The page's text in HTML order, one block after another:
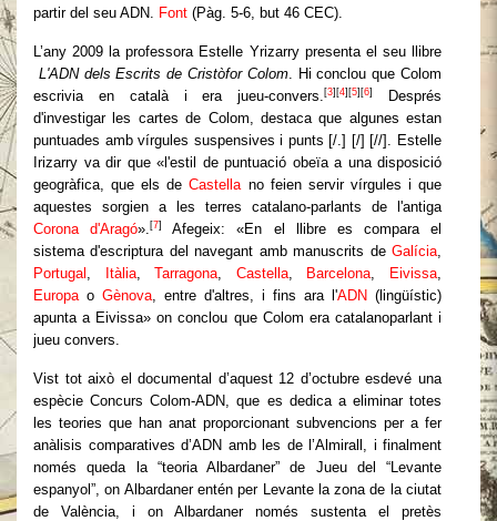
partir del seu ADN. Font (Pàg. 5-6, but 46 CEC).
L’any 2009 la professora Estelle Yrizarry presenta el seu llibre
L'ADN dels Escrits de Cristòfor Colom. Hi conclou que Colom
escrivia en català i era jueu-convers.[3] [4] [5] [6]
Després
d'investigar les cartes de Colom, destaca que algunes estan
puntuades amb vírgules suspensives i punts [/.] [/] [//]. Estelle
Irizarry va dir que «l'estil de puntuació obeïa a una disposició
geogràfica, que els deCastellano feien servir vírgules i que
aquestes sorgien a les terres catalano-parlants de l'antiga
Corona d'Aragó».[7]
Afegeix: «En el llibre es compara el
sistema d'escriptura del navegant amb manuscrits de Galícia,
Portugal , Itàlia,Tarragona, Castella, Barcelona, Eivissa,
Europao Gènova, entre d'altres, i fins ara l'ADN (lingüístic)
apunta a Eivissa» on conclou que Colom era catalanoparlant i
jueu convers.
Vist tot això el documental d’aquest 12 d’octubre esdevé una
espècie Concurs Colom-ADN, que es dedica a eliminar totes
les teories que han anat proporcionant subvencions per a fer
anàlisis comparatives d’ADN amb les de l’Almirall, i finalment
només queda la “teoria Albardaner” de Jueu del “Levante
espanyol”, on Albardaner entén per Levante la zona de la ciutat
de València, i on Albardaner només sustenta el pretès